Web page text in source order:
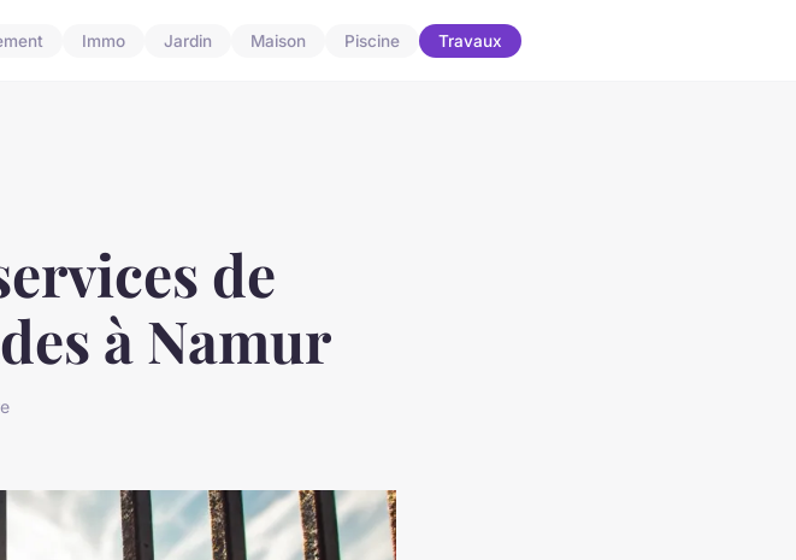
Immo Jardin Maison Piscine Travaux
de
à Namur